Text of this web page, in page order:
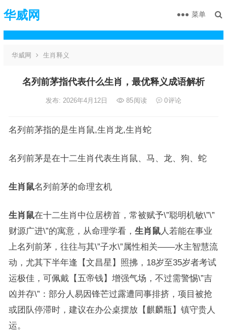
华威网 菜单
华威网 生肖释义
名列前茅指代表什么生肖，最优释义成语解析
发布: 2026年4月12日 85阅读 0评论
名列前茅指的是生肖鼠,生肖龙,生肖蛇
名列前茅是在十二生肖代表生肖鼠、马、龙、狗、蛇
生肖鼠名列前茅的命理玄机
生肖鼠在十二生肖中位居榜首，常被赋予\”聪明机敏\”\”
财源广进\”的寓意，从命理学看， 生肖鼠人若能在事业
上名列前茅，往往与其\”子水\”属性相关——水主智慧流
动，尤其下半年逢【文昌星】照拂，18岁至35岁者考试
运极佳，可佩戴【五帝钱】增强气场，不过需警惕\”吉
凶并存\”：部分人易因锋芒过露遭同事排挤，项目被抢
或团队停滞时，建议在办公桌摆放【麒麟瓶】镇守贵人
运。